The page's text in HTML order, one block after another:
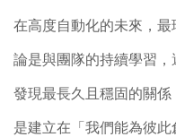
在高度自動化的未來，
論是與團隊的持續學習
發現最長久且穩固的關
是建立在「我們能為彼此